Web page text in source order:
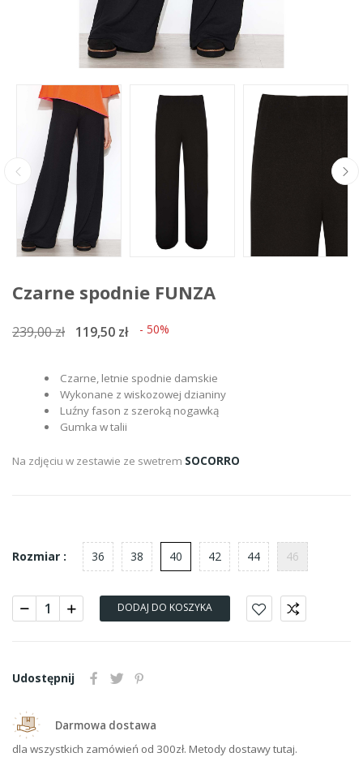
Czarne spodnie FUNZA
239,00 zł 119,50 zł - 50%
Czarne, letnie spodnie damskie
Wykonane z wiskozowej dzianiny
Luźny fason z szeroką nogawką
Gumka w talii
Na zdjęciu w zestawie ze swetrem SOCORRO
Rozmiar : 36 38 40 42 44 46
DODAJ DO KOSZYKA
Udostępnij
Darmowa dostawa
dla wszystkich zamówień od 300zł. Metody dostawy tutaj.